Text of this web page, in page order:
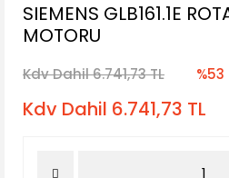
SIEMENS GLB161.1E
MOTORU
Kdv Dahil 6.741,73 TL %53
Kdv Dahil 6.741,73 TL